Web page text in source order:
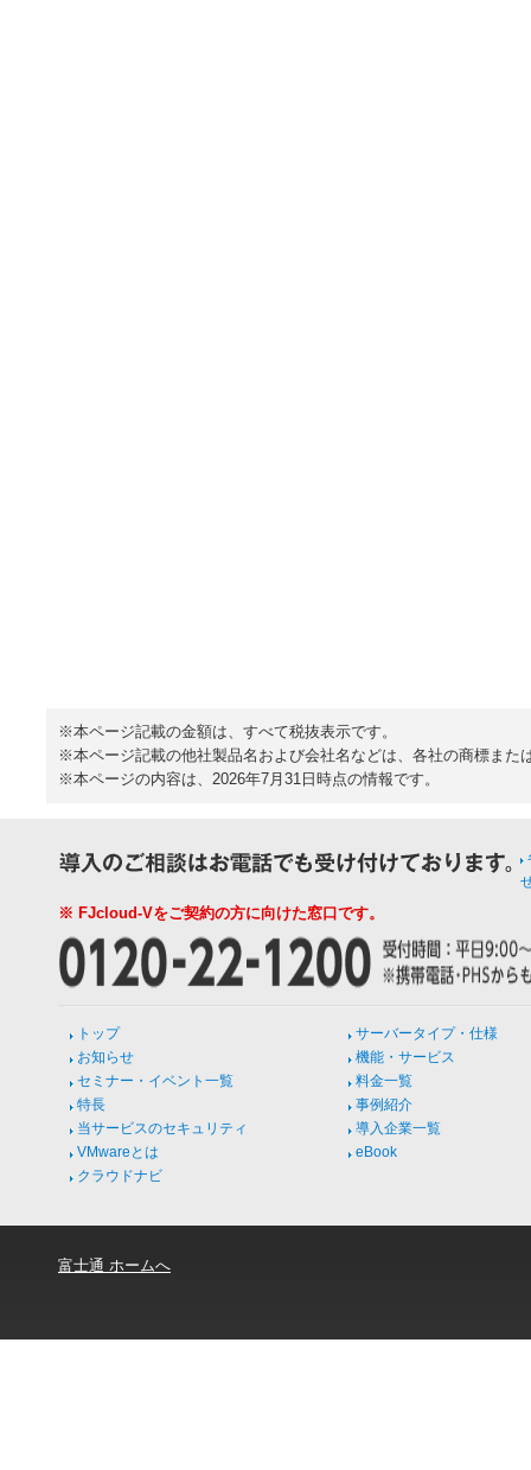
※本ページ記載の金額は、すべて税抜表示です。
※本ページ記載の他社製品名および会社名などは、各社の商標また
※本ページの内容は、2026年7月31日時点の情報です。
※ FJcloud-Vをご契約の方に向けた窓口です。
トップ
お知らせ
セミナー・イベント一覧
特長
当サービスのセキュリティ
VMwareとは
クラウドナビ
サーバータイプ・仕様
機能・サービス
料金一覧
事例紹介
導入企業一覧
eBook
富士通 ホームへ